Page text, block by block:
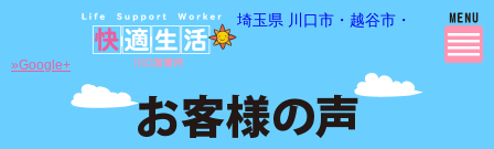
埼玉県 川口市・越谷市・さいたま
»Google+